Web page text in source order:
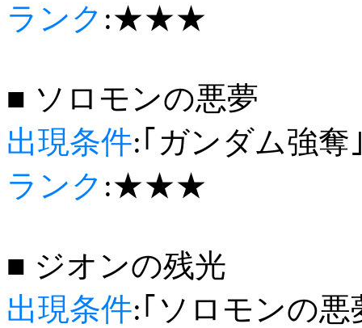
ランク :★★★
■ ソロモンの悪夢
出現条件:｢ガンダム強奪
ランク :★★★
■ ジオンの残光
出現条件:｢ソロモンの